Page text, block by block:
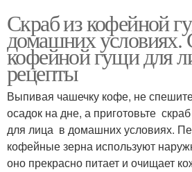
Скраб из кофейной
домашних условиях.
кофейной гущи для
рецепты
Выпивая чашечку кофе, не
осадок на дне, а приготовьте
для лица в домашних условиях.
кофейные зерна используют
оно прекрасно питает и очищает